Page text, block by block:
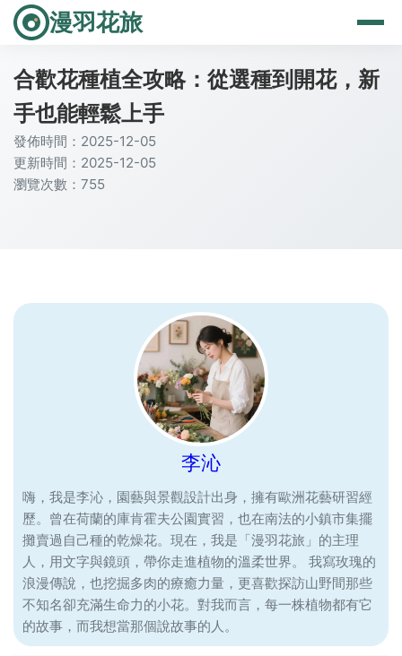
漫羽花旅
合歡花種植全攻略：從選種到開花，新
手也能輕鬆上手
發佈時間：2025-12-05
更新時間：2025-12-05
瀏覽次數：755
李沁
嗨，我是李沁，園藝與景觀設計出身，擁有歐洲花藝研習經
歷。曾在荷蘭的庫肯霍夫公園實習，也在南法的小鎮市集擺
攤賣過自己種的乾燥花。現在，我是「漫羽花旅」的主理
人，用文字與鏡頭，帶你走進植物的溫柔世界。 我寫玫瑰的
浪漫傳說，也挖掘多肉的療癒力量，更喜歡探訪山野間那些
不知名卻充滿生命力的小花。對我而言，每一株植物都有它
的故事，而我想當那個說故事的人。